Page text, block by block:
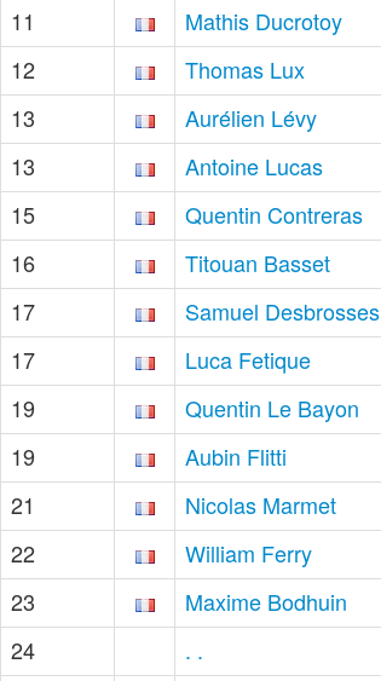
11
Mathis Ducrotoy
12
Thomas Lux
13
Aurélien Lévy
13
Antoine Lucas
15
Quentin Contreras
16
Titouan Basset
17
Samuel Desbrosses
17
Luca Fetique
19
Quentin Le Bayon
19
Aubin Flitti
21
Nicolas Marmet
22
William Ferry
23
Maxime Bodhuin
24
. .